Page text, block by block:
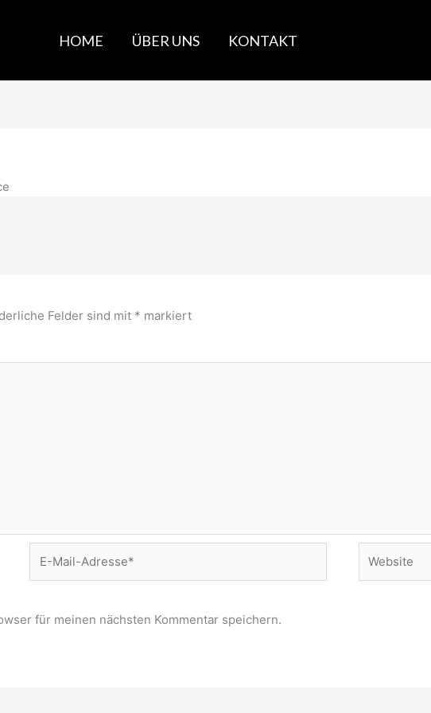
HOME ÜBER UNS KONTAKT
Felder sind mit * markiert
Mail-
für meinen nächsten Kommentar speichern.